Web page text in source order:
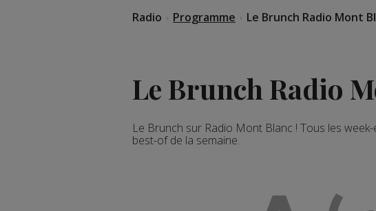
Radio Programme Le Brunch Radio Mont
Le Brunch Radio
Le Brunch sur Radio Mont Blanc ! Tous les
best-of de la semaine.